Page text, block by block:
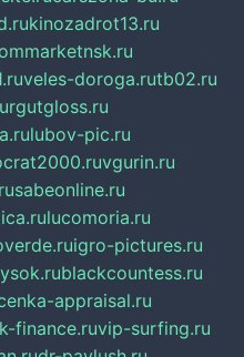
kinozadrot13.ru
veles-doroga.rutb02.ru
lubov-pic.ru
vgurin.ru
sabeonline.ru
lucomoria.ru
igro-pictures.ru
blackcountess.ru
appraisal.ru
finance.ruvip-surfing.ru